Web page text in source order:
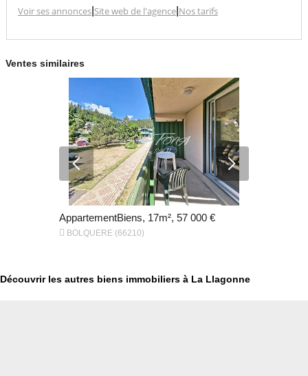
Voir ses annonces| Site web de l'agence| Nos tarifs
Ventes similaires
AppartementBiens, 17m², 57 000 €
 BOLQUERE (66210)
Découvrir les autres biens immobiliers à La Llagonne